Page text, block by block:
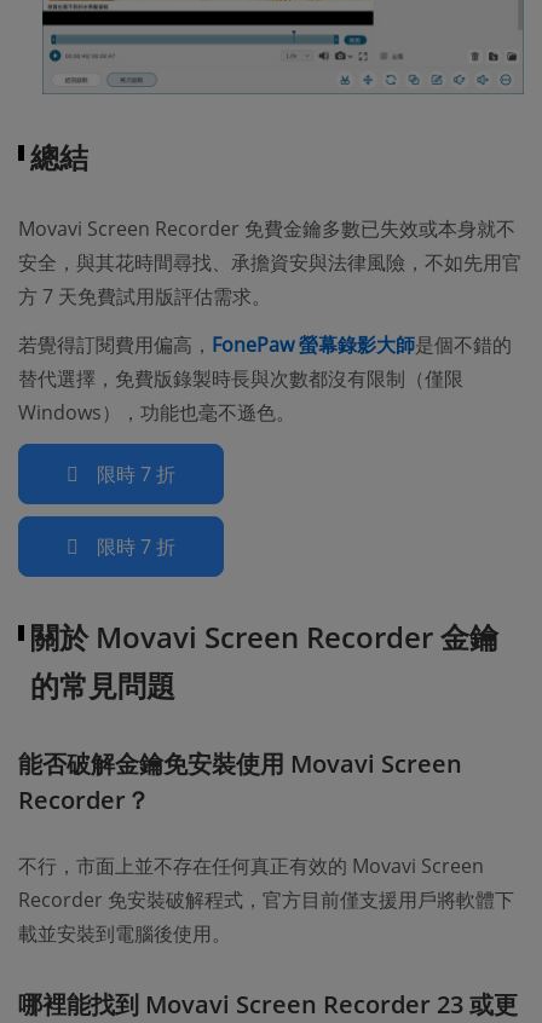
總結
Movavi Screen Recorder 免費金鑰多數已失效或本身就不
安全，與其花時間尋找、承擔資安與法律風險，不如先用官
方 7 天免費試用版評估需求。
若覺得訂閱費用偏高， FonePaw 螢幕錄影大師是個不錯的
替代選擇，免費版錄製時長與次數都沒有限制（僅限
Windows），功能也毫不遜色。
限時 7 折
限時 7 折
關於 Movavi Screen Recorder 金鑰
的常見問題
能否破解金鑰免安裝使用 Movavi Screen
Recorder？
不行，市面上並不存在任何真正有效的 Movavi Screen
Recorder 免安裝破解程式，官方目前僅支援用戶將軟體下
載並安裝到電腦後使用。
哪裡能找到 Movavi Screen Recorder 23 或更